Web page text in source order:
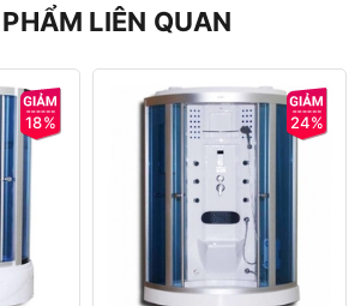
LIÊN QUAN
18% 24%